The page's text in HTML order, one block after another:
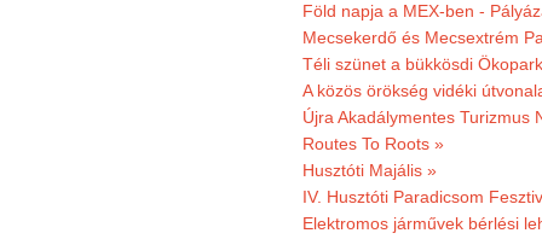
Föld napja a MEX-ben -
Mecsekerdő és Mecsextrém
Téli szünet a bükkösdi
A közös örökség vidéki
Újra Akadálymentes Turizmus
Routes To Roots »
Husztóti Majális »
IV. Husztóti Paradicsom
Elektromos járművek bérlési